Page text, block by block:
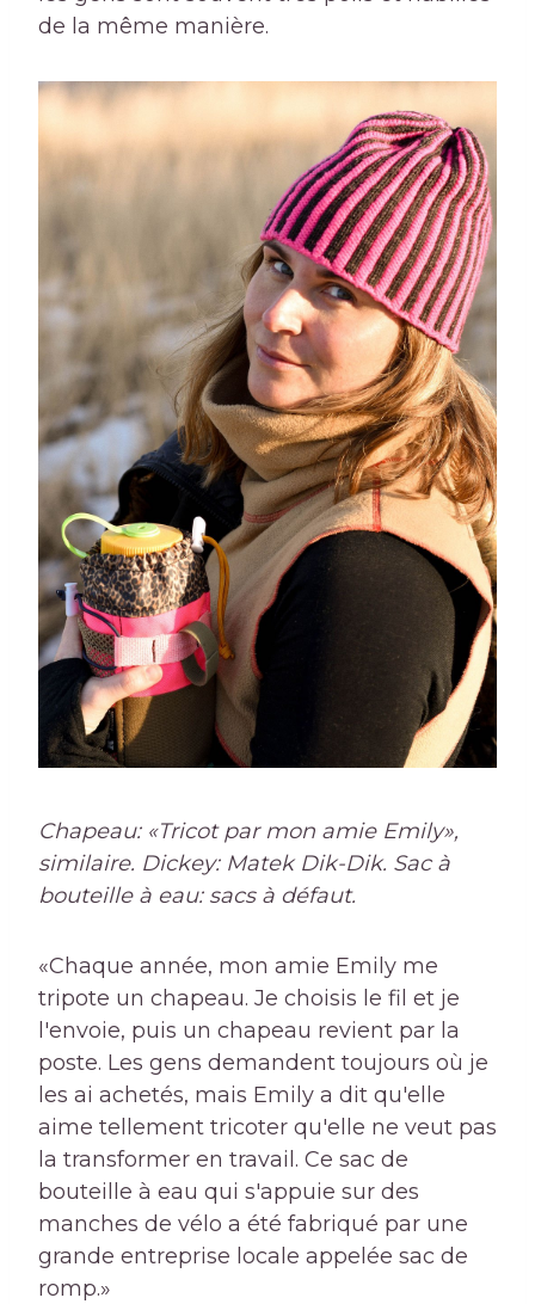
de la même manière.
Chapeau: «Tricot par mon amie Emily»,
similaire. Dickey: Matek Dik-Dik. Sac à
bouteille à eau: sacs à défaut.
«Chaque année, mon amie Emily me
tripote un chapeau. Je choisis le fil et je
l'envoie, puis un chapeau revient par la
poste. Les gens demandent toujours où je
les ai achetés, mais Emily a dit qu'elle
aime tellement tricoter qu'elle ne veut pas
la transformer en travail. Ce sac de
bouteille à eau qui s'appuie sur des
manches de vélo a été fabriqué par une
grande entreprise locale appelée sac de
romp.»